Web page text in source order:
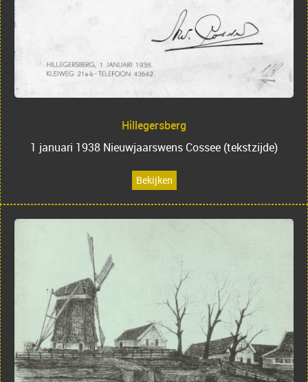
Hillegersberg
1 januari 1938 Nieuwjaarswens Cossee (tekstzijde)
Bekijken